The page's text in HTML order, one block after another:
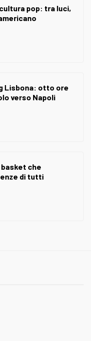
pop: tra luci,
Lisbona: otto ore
verso Napoli
basket che
di tutti